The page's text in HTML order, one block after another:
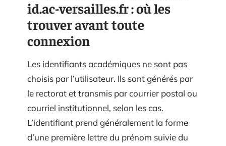
id.ac-versailles.fr : où les
trouver avant toute
connexion
Les identifiants académiques ne sont pas
choisis par l’utilisateur. Ils sont générés par
le rectorat et transmis par courrier postal ou
courriel institutionnel, selon les cas.
L’identifiant prend généralement la forme
d’une première lettre du prénom suivie du